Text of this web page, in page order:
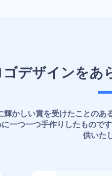
ゴデザインをあ
輝かしい賞を受けたことの
一つ一つ手作りしたもので
供いた